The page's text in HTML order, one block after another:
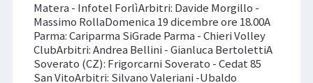
Matera - Infotel ForlìArbitri: Davide Morgillo -
Massimo RollaDomenica 19 dicembre ore 18.00A
Parma: Cariparma SiGrade Parma - Chieri Volley
ClubArbitri: Andrea Bellini - Gianluca BertolettiA
Soverato (CZ): Frigorcarni Soverato - Cedat 85
San VitoArbitri: Silvano Valeriani -Ubaldo